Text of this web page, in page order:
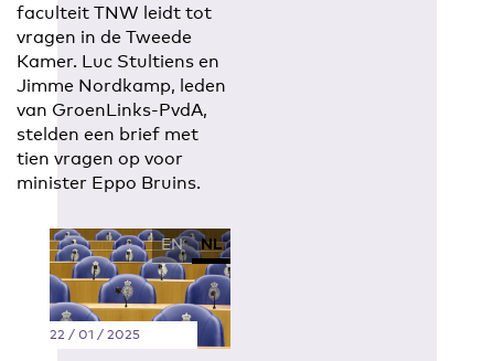
faculteit TNW leidt tot
vragen in de Tweede
Kamer. Luc Stultiens en
Jimme Nordkamp, leden
van GroenLinks-PvdA,
stelden een brief met
tien vragen op voor
minister Eppo Bruins.
EN NL
22 / 01 / 2025